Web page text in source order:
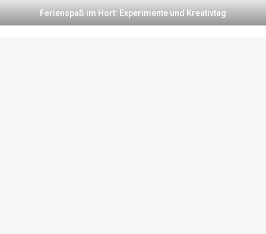
Ferienspaß im Hort: Experimente und Kreativtag